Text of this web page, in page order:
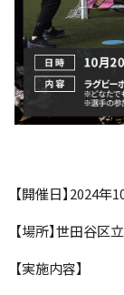
【開催日】2024
【場所】世田谷区
【実施内容】